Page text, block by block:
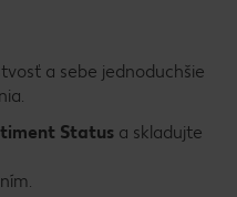
a sebe jednoduchšie
Status a skladujte